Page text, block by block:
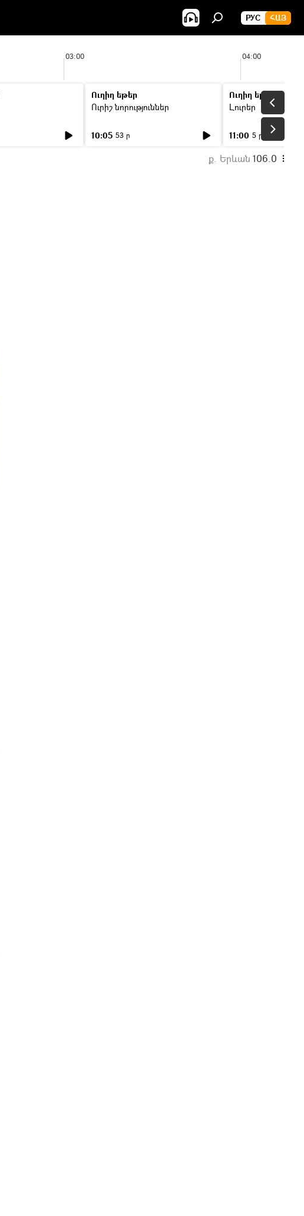
РУС ՀԱՅ
03:00 04:00
Ուղիղ եթեր
Ուրիշ նորություններ
10:05 53 ր
Ուղիղ եթեր
Լուրեր
11:00 5 ր
ք. Երևան 106.0